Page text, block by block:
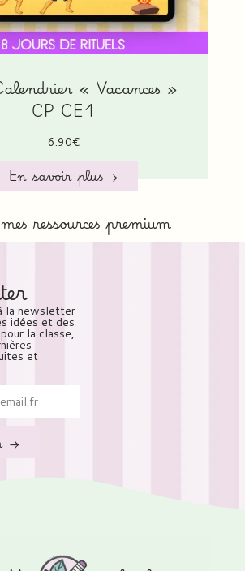
« Vacances »
CP CE1
6.90€
En savoir plus →
ressources premium
la newsletter
idées et des
la classe,
et
→